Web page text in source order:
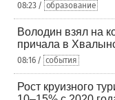
08:23 / образование
Володин взял на
причала в
08:16 / события
Рост круизного